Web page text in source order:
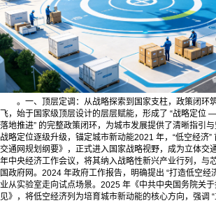
。一、顶层定调：从战略探索到国家支柱，政策闭环
飞，始于国家级顶层设计的层层赋能，形成了 “战略定
落地推进” 的完整政策闭环，为城市发展提供了清晰指引
战略定位逐级升级，锚定城市新动能2021 年，“低空经济
交通网规划纲要》，正式进入国家战略视野，成为立体交
年中央经济工作会议，将其纳入战略性新兴产业行列，与
国政府网。2024 年政府工作报告，明确提出 “打造低空经
业从实验室走向试点场景。2025 年《中共中央国务院关
见》，将低空经济列为培育城市新动能的核心方向，强调